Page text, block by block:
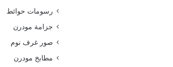
رسومات حوائط
جزامة مودرن
صور غرف نوم
مطابخ مودرن